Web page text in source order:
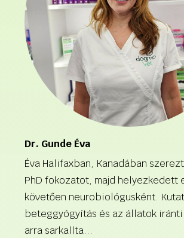
Dr. Gunde Éva
Éva Halifaxban, Kanadában
PhD fokozatot, majd helyezkedett
követően neurobiológusként.
beteggyógyítás és az állatok
arra sarkallta...